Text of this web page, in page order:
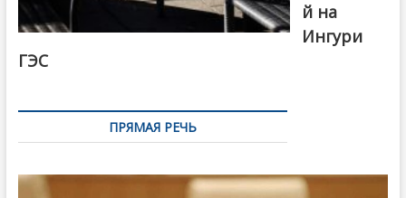
й на
Ингури
ГЭС
ПРЯМАЯ РЕЧЬ